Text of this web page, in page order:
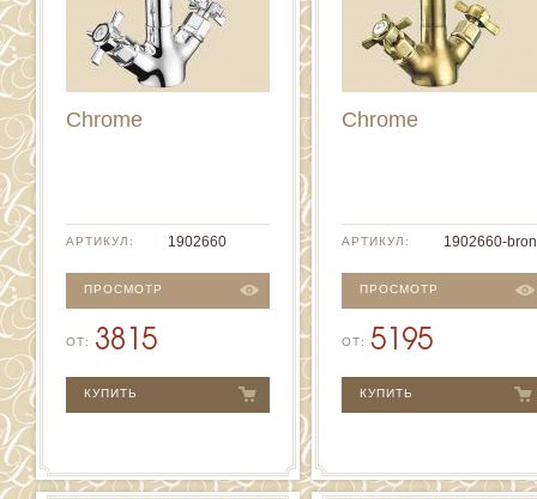
Chrome
АРТИКУЛ: 1902660
ПРОСМОТР
ОТ: 3815
КУПИТЬ
Chrome
АРТИКУЛ: 1902660-
ПРОСМОТР
ОТ: 5195
КУПИТЬ